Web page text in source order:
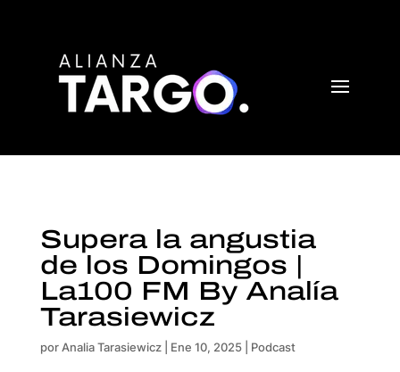
Supera la angustia
de los Domingos |
La100 FM By Analía
Tarasiewicz
por Analia Tarasiewicz| Ene 10, 2025| Podcast